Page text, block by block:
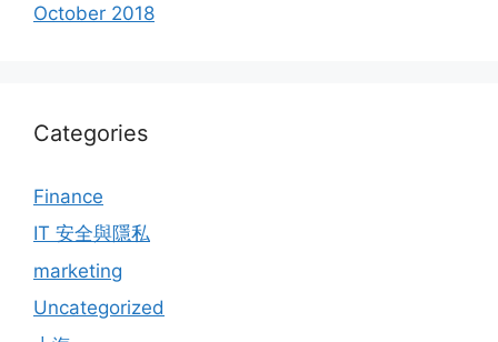
October 2018
Categories
Finance
IT 安全與隱私
marketing
Uncategorized